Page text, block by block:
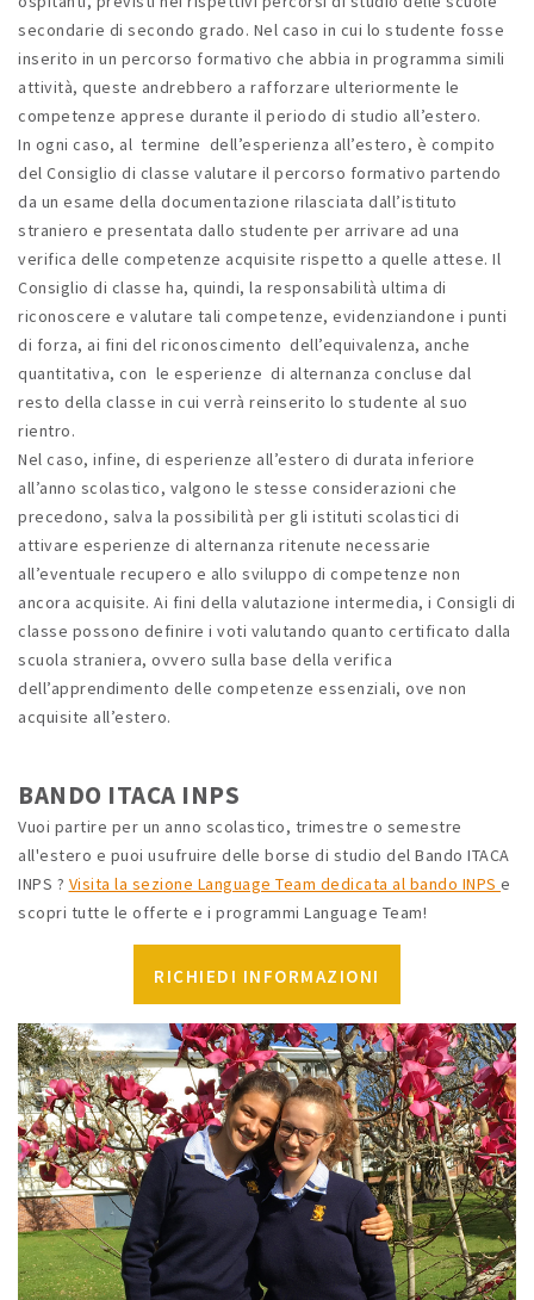
secondarie di secondo grado. Nel caso in cui lo studente fosse
inserito in un percorso formativo che abbia in programma simili
attività, queste andrebbero a rafforzare ulteriormente le
competenze apprese durante il periodo di studio all’estero.
In ogni caso, al termine dell’esperienza all’estero, è compito
del Consiglio di classe valutare il percorso formativo partendo
da un esame della documentazione rilasciata dall’istituto
straniero e presentata dallo studente per arrivare ad una
verifica delle competenze acquisite rispetto a quelle attese. Il
Consiglio di classe ha, quindi, la responsabilità ultima di
riconoscere e valutare tali competenze, evidenziandone i punti
di forza, ai fini del riconoscimento dell’equivalenza, anche
quantitativa, con le esperienze di alternanza concluse dal
resto della classe in cui verrà reinserito lo studente al suo
rientro.
Nel caso, infine, di esperienze all’estero di durata inferiore
all’anno scolastico, valgono le stesse considerazioni che
precedono, salva la possibilità per gli istituti scolastici di
attivare esperienze di alternanza ritenute necessarie
all’eventuale recupero e allo sviluppo di competenze non
ancora acquisite. Ai fini della valutazione intermedia, i Consigli di
classe possono definire i voti valutando quanto certificato dalla
scuola straniera, ovvero sulla base della verifica
dell’apprendimento delle competenze essenziali, ove non
acquisite all’estero.
BANDO ITACA INPS
Vuoi partire per un anno scolastico, trimestre o semestre
all'estero e puoi usufruire delle borse di studio del Bando ITACA
INPS ? Visita la sezione Language Team dedicata al bando INPS e
scopri tutte le offerte e i programmi Language Team!
RICHIEDI INFORMAZIONI